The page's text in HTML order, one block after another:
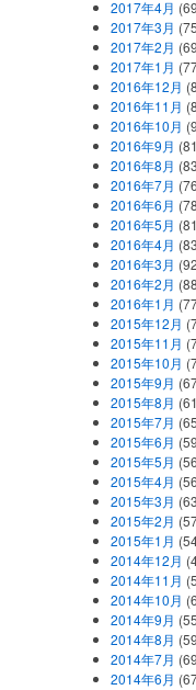
2017年4月
2017年3月
2017年2月
2017年1月
2016年12月
2016年11月
2016年10月
2016年9月
2016年8月
2016年7月
2016年6月
2016年5月
2016年4月
2016年3月
2016年2月
2016年1月
2015年12月
2015年11月
2015年10月
2015年9月
2015年8月
2015年7月
2015年6月
2015年5月
2015年4月
2015年3月
2015年2月
2015年1月
2014年12月
2014年11月
2014年10月
2014年9月
2014年8月
2014年7月
2014年6月